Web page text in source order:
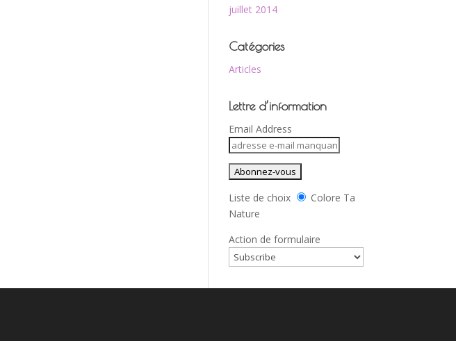
juillet 2014
Catégories
Articles
Lettre d’information
Email Address
Liste de choix
Colore Ta
Nature
Action de formulaire